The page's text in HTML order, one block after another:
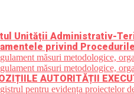
Unității Administrativ-
privind
măsuri metodologice,
măsuri metodologice,
AUTORITĂȚII
pentru evidența proiectelor